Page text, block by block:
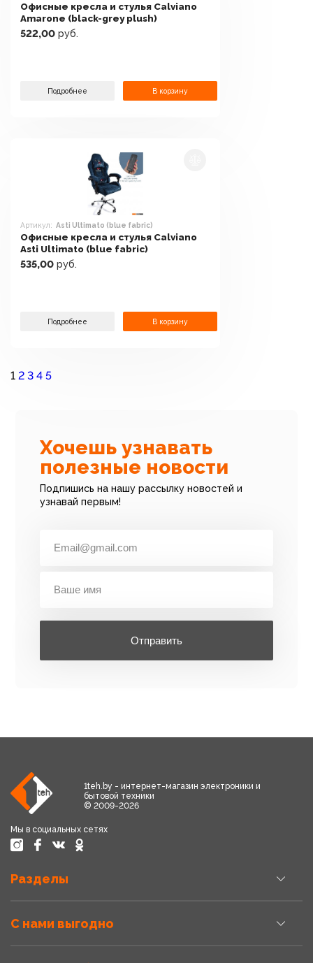
Офисные кресла и стулья Calviano
Amarone (black-grey plush)
522,00 руб.
Подробнее В корзину
Артикул: Asti Ultimato (blue fabric)
Офисные кресла и стулья Calviano
Asti Ultimato (blue fabric)
535,00 руб.
Подробнее В корзину
1 2 3 4 5
Хочешь узнавать
полезные новости
Подпишись на нашу рассылку новостей и
узнавай первым!
Отправить
1teh.by - интернет-магазин электроники и
бытовой техники
© 2009-2026
Мы в социальных сетях
Разделы
С нами выгодно